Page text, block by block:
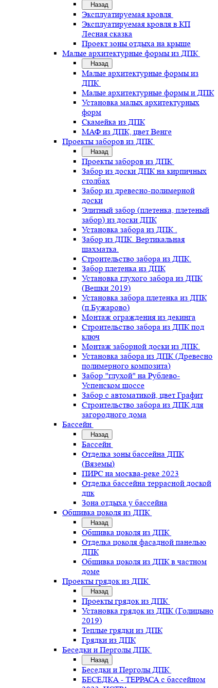
Назад
Эксплуатируемая кровля
Эксплуатируемая кровля в КП
Лесная сказка
Проект зоны отдыха на крыше
Малые архитектурные формы из ДПК
Назад
Малые архитектурные формы из
ДПК
Малые архитектурные формы и ДПК
Установка малых архитектурных
форм
Скамейка из ДПК
МАФ из ДПК, цвет Венге
Проекты заборов из ДПК
Назад
Проекты заборов из ДПК
Забор из доски ДПК на кирпичных
столбах
Забор из древесно-полимерной
доски
Элитный забор (плетенка, плетеный
забор) из доски ДПК
Установка забора из ДПК .
Забор из ДПК. Вертикальная
шахматка.
Строительство забора из ДПК.
Забор плетенка из ДПК
Установка глухого забора из ДПК
(Вешки 2019)
Установка забора плетенка из ДПК
(п.Бужарово)
Монтаж ограждения из декинга
Строительство забора из ДПК под
ключ
Монтаж заборной доски из ДПК.
Установка забора из ДПК (Древесно
полимерного композита)
Забор "глухой" на Рублево-
Успенском шоссе
Забор с автоматикой, цвет Графит
Строительство забора из ДПК для
загородного дома
Бассейн
Назад
Бассейн
Отделка зоны бассейна ДПК
(Вяземы)
ПИРС на москва-реке 2023
Отделка бассейна террасной доской
дпк
Зона отдыха у бассейна
Обшивка цоколя из ДПК
Назад
Обшивка цоколя из ДПК
Отделка цоколя фасадной панелью
ДПК
Обшивка цоколя из ДПК в частном
доме
Проекты грядок из ДПК
Назад
Проекты грядок из ДПК
Установка грядок из ДПК (Голицыно
2019)
Теплые грядки из ДПК
Грядки из ДПК
Беседки и Перголы ДПК
Назад
Беседки и Перголы ДПК
БЕСЕДКА - ТЕРРАСА с бассейном